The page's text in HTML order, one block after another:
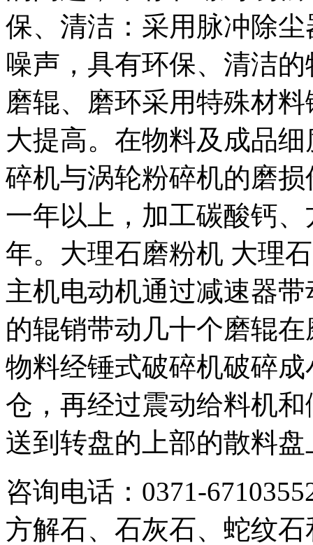
保、清洁：采用脉冲除
噪声，具有环保、清洁
磨辊、磨环采用特殊材
大提高。在物料及成品
碎机与涡轮粉碎机的磨
一年以上，加工碳酸钙
年。大理石磨粉机 大理
主机电动机通过减速器
的辊销带动几十个磨辊
物料经锤式破碎机破碎
仓，再经过震动给料机
送到转盘的上部的散料盘
咨询电话：0371-
方解石、石灰石、蛇纹